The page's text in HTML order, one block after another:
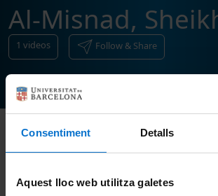
Consentiment Detalls
Aquest lloc web utilitza galetes
Al-Misnad,
1 videos Follow & Share
Sort